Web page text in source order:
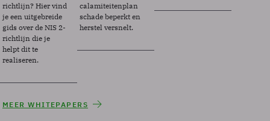
richtlijn? Hier vind
je een uitgebreide
gids over de NIS 2-
richtlijn die je
helpt dit te
realiseren.
calamiteitenplan
schade beperkt en
herstel versnelt.
MEER WHITEPAPERS